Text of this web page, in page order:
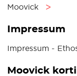
Moovick
ᐳ
Impressum
Impressum -
Moovick